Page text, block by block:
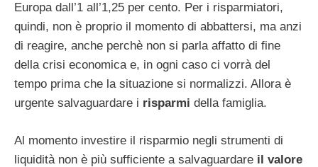
Europa dall’1 all’1,25 per cento. Per i risparmiatori,
quindi, non è proprio il momento di abbattersi, ma anzi
di reagire, anche perchè non si parla affatto di fine
della crisi economica e, in ogni caso ci vorrà del
tempo prima che la situazione si normalizzi. Allora è
urgente salvaguardare i risparmi della famiglia.
Al momento investire il risparmio negli strumenti di
liquidità non è più sufficiente a salvaguardare il valore